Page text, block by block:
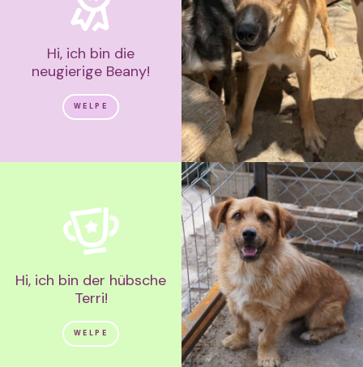
Hi, ich bin die
neugierige Beany!
WELPE
Hi, ich bin der hübsche
Terri!
WELPE